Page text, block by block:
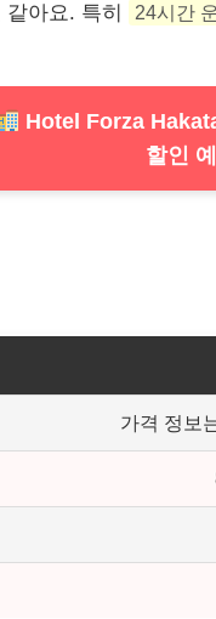
아요. 특히
24시간
Hotel Forza
할인
가격 정보